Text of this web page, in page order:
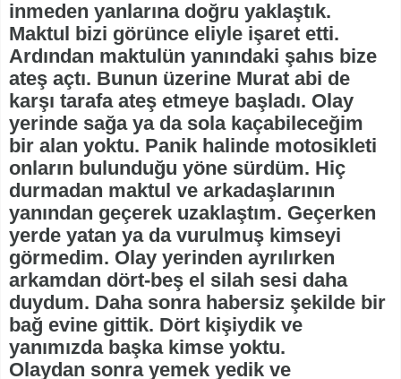
inmeden yanlarına doğru yaklaştık.
Maktul bizi görünce eliyle işaret etti.
Ardından maktulün yanındaki şahıs bize
ateş açtı. Bunun üzerine Murat abi de
karşı tarafa ateş etmeye başladı. Olay
yerinde sağa ya da sola kaçabileceğim
bir alan yoktu. Panik halinde motosikleti
onların bulunduğu yöne sürdüm. Hiç
durmadan maktul ve arkadaşlarının
yanından geçerek uzaklaştım. Geçerken
yerde yatan ya da vurulmuş kimseyi
görmedim. Olay yerinden ayrılırken
arkamdan dört-beş el silah sesi daha
duydum. Daha sonra habersiz şekilde bir
bağ evine gittik. Dört kişiydik ve
yanımızda başka kimse yoktu.
Olaydan sonra yemek yedik ve